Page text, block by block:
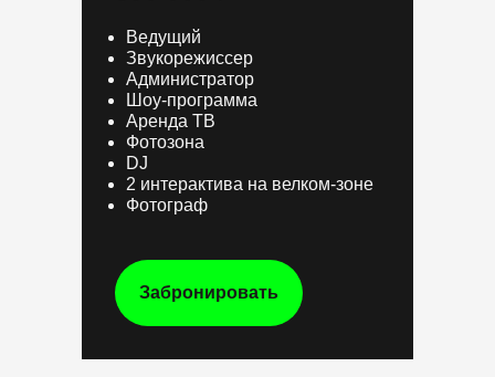
Ведущий
Звукорежиссер
Администратор
Шоу-программа
Аренда ТВ
Фотозона
DJ
2 интерактива на велком-зоне
Фотограф
Забронировать